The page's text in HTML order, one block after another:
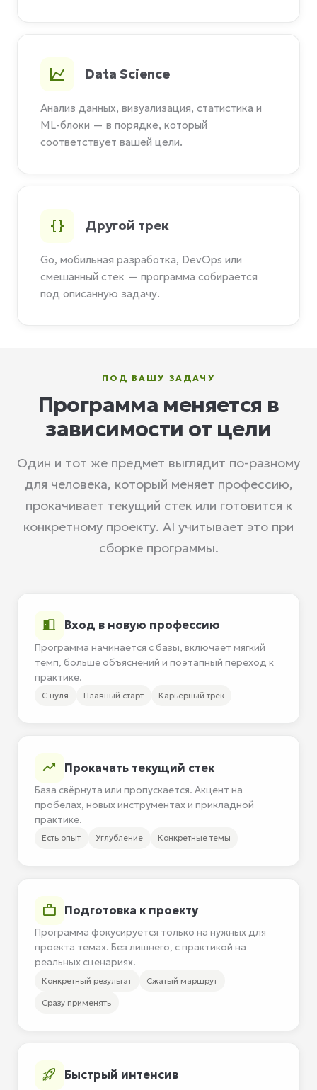
Data Science
Анализ данных, визуализация, статистика и
ML-блоки — в порядке, который
соответствует вашей цели.
Другой трек
Go, мобильная разработка, DevOps или
смешанный стек — программа собирается
под описанную задачу.
ПОД ВАШУ ЗАДАЧУ
Программа меняется в
зависимости от цели
Один и тот же предмет выглядит по-разному
для человека, который меняет профессию,
прокачивает текущий стек или готовится к
конкретному проекту. AI учитывает это при
сборке программы.
Вход в новую профессию
Программа начинается с базы, включает мягкий
темп, больше объяснений и поэтапный переход к
практике.
С нуля Плавный старт Карьерный трек
Прокачать текущий стек
База свёрнута или пропускается. Акцент на
пробелах, новых инструментах и прикладной
практике.
Есть опыт Углубление Конкретные темы
Подготовка к проекту
Программа фокусируется только на нужных для
проекта темах. Без лишнего, с практикой на
реальных сценариях.
Конкретный результат Сжатый маршрут
Сразу применять
Быстрый интенсив